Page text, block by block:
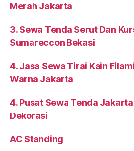
Merah Jakarta
3. Sewa Tenda Serut Dan
Sumareccon Bekasi
4. Jasa Sewa Tirai Kain
Warna Jakarta
4. Pusat Sewa Tenda
Dekorasi
AC Standing